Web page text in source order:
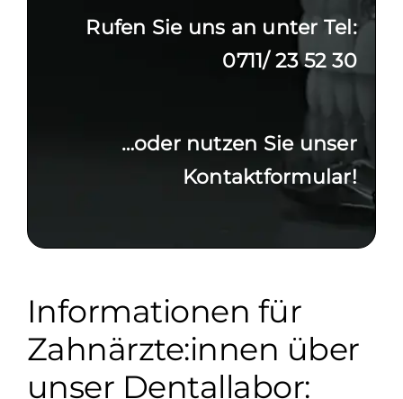
Rufen Sie uns an unter Tel:
0711/ 23 52 30
…oder nutzen Sie unser
Kontaktformular!
Informationen für
Zahnärzte:innen über
unser Dentallabor: